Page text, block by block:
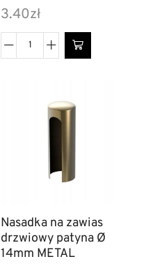
3.40zł
Nasadka na zawias
drzwiowy patyna Ø
14mm METAL